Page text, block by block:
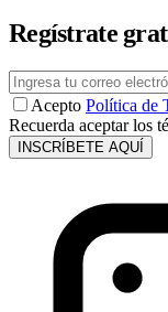
Regístrate
Acepto Política de
Recuerda aceptar los
INSCRÍBETE AQUÍ